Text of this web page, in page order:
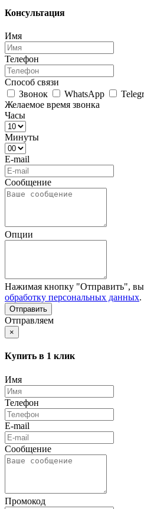
Консультация
Имя
Телефон
Способ связи
Звонок
WhatsApp
Желаемое время звонка
Часы
Минуты
E-mail
Сообщение
Опции
Нажимая кнопку "Отправить", вы
обработку персональных данных.
Отправляем
×
Купить в 1 клик
Имя
Телефон
E-mail
Сообщение
Промокод